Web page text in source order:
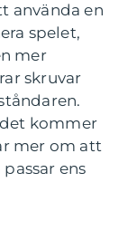
använda en
spelet,
mer
skruvar
kommer
mer om att
ens